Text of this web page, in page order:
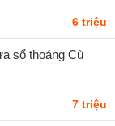
6 triệu
sổ thoáng Cù
7 triệu